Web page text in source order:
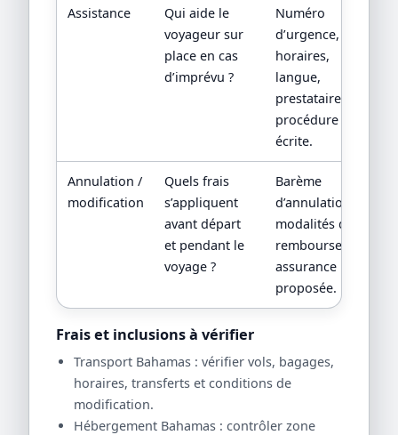
Assistance
Qui aide le
voyageur sur
place en cas
d’imprévu ?
Numéro
d’urgence,
horaires,
langue,
prestataire local,
procédure
écrite.
Annulation /
modification
Quels frais
s’appliquent
avant départ
et pendant le
voyage ?
Barème
d’annulation,
modalités de
remboursement,
assurance
proposée.
Frais et inclusions à vérifier
Transport Bahamas : vérifier vols, bagages,
horaires, transferts et conditions de
modification.
Hébergement Bahamas : contrôler zone